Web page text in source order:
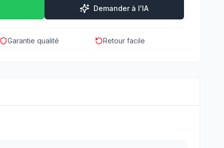
Demander à l'IA
Garantie qualité Retour facile